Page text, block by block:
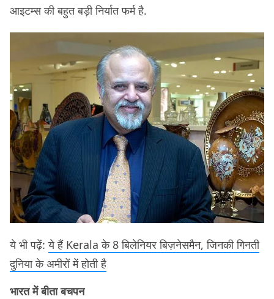
आइटम्स की बहुत बड़ी निर्यात फर्म है.
ये भी पढ़ें:ये हैं Kerala के 8 बिलेनियर बिज़नेसमैन, जिनकी गिनती
दुनिया के अमीरों में होती है
भारत में बीता बचपन